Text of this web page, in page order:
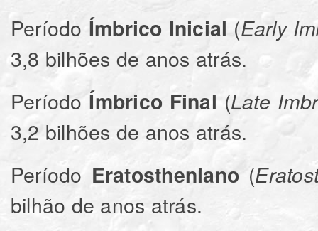
Período Ímbrico Inicial (Early
3,8 bilhões de anos atrás.
Período Ímbrico Final (Late
3,2 bilhões de anos atrás.
Período Eratostheniano (
bilhão de anos atrás.